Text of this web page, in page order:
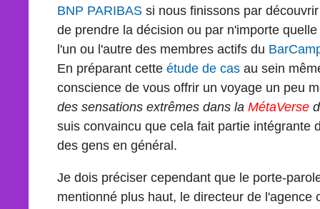
BNP PARIBAS si nous finissons par
de prendre la décision ou par n'importe
l'un ou l'autre des membres actifs du
En préparant cette étude de cas au sein
conscience de vous offrir un voyage un peu
des sensations extrêmes dans la MétaVerse
suis convaincu que cela fait partie intégrante
des gens en général.
Je dois préciser cependant que le porte-
mentionné plus haut, le directeur de l'agence